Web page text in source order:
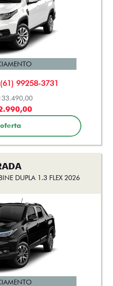
1.3 AT FLEX 2026
99258-3731
oferta
(61) 99258-3731
AT FLEX 4P 2026